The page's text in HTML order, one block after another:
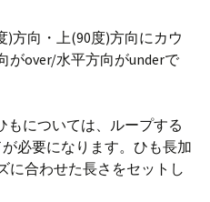
方向・上(90度)方向にカウ
がover/水平方向がunderで
もについては、ループする
必要になります。ひも長加
に合わせた長さをセットし